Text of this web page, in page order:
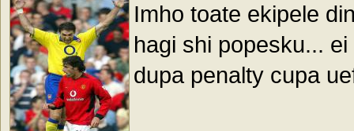
Imho toate ekipele
hagi shi popesku...
dupa penalty cupa